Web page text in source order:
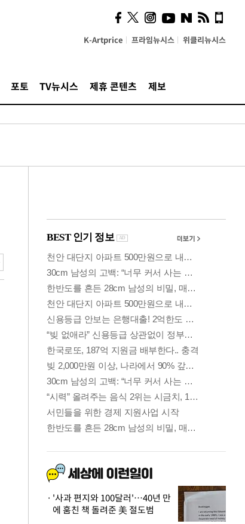
K-Artprice 프라임뉴시스 위클리뉴시스
포토 TV뉴시스 제휴 콘텐츠 제보
의견, 국토부·LH에 충실히
전달할 것"
'사과 편지와 100달러'…40년 만
에 훔친 책 돌려준 美 절도범